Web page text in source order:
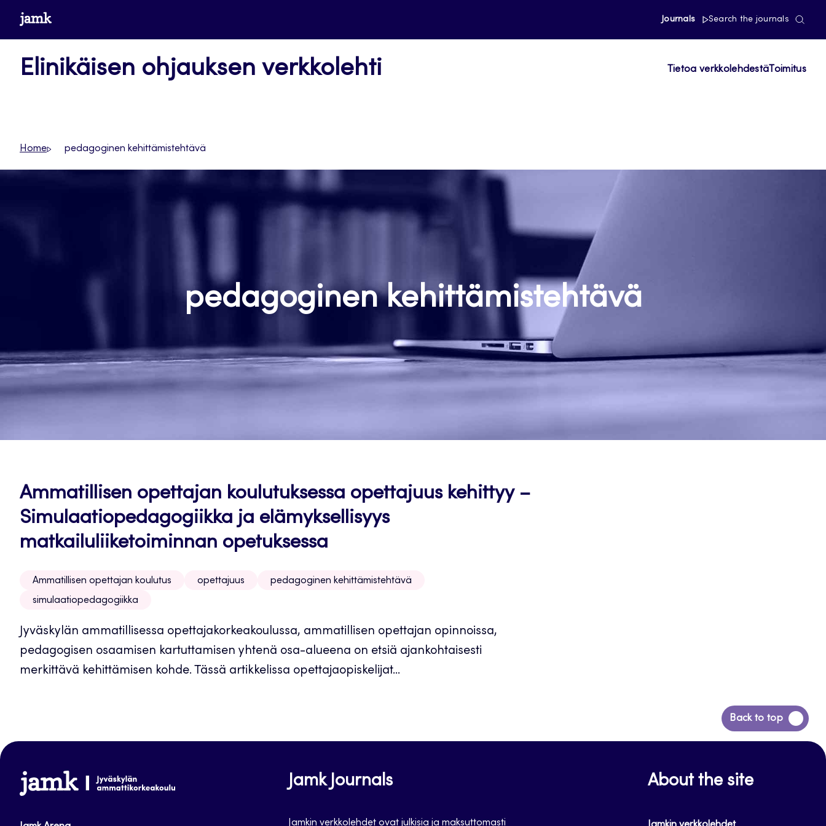
Siirrywww.jamk.fi Journals Search the journals
Elinikäisen ohjauksen verkkolehti Tietoa verkkolehdestä Toimitus
Home pedagoginen kehittämistehtävä
pedagoginen kehittämistehtävä
Ammatillisen opettajan koulutuksessa opettajuus kehittyy –
Simulaatiopedagogiikka ja elämyksellisyys
matkailuliiketoiminnan opetuksessa
Ammatillisen opettajan koulutus opettajuus
pedagoginen kehittämistehtävä
simulaatiopedagogiikka
Jyväskylän ammatillisessa opettajakorkeakoulussa, ammatillisen opettajan opinnoissa,
pedagogisen osaamisen kartuttamisen yhtenä osa-alueena on etsiä ajankohtaisesti
merkittävä kehittämisen kohde. Tässä artikkelissa opettajaopiskelijat...
Back to top
Siirry
takaisin
www.jamk.fi Jamk Journals
Jamkin verkkolehdet ovat julkisia ja maksuttomasti
About the site